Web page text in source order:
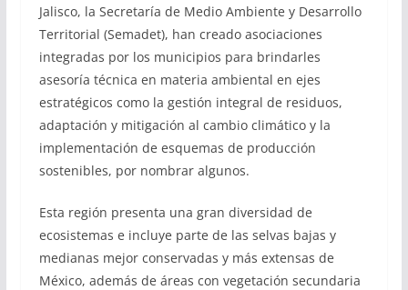
Jalisco, la Secretaría de Medio Ambiente y Desarrollo
Territorial (Semadet), han creado asociaciones
integradas por los municipios para brindarles
asesoría técnica en materia ambiental en ejes
estratégicos como la gestión integral de residuos,
adaptación y mitigación al cambio climático y la
implementación de esquemas de producción
sostenibles, por nombrar algunos.
Esta región presenta una gran diversidad de
ecosistemas e incluye parte de las selvas bajas y
medianas mejor conservadas y más extensas de
México, además de áreas con vegetación secundaria